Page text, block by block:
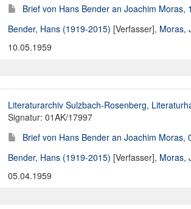
Brief von Hans Bender an Joachim Moras,
Bender, Hans (1919-2015) [Verfasser], Moras,
10.05.1959
Literaturarchiv Sulzbach-Rosenberg,
Signatur: 01AK/17997
Brief von Hans Bender an Joachim Moras,
Bender, Hans (1919-2015) [Verfasser], Moras,
05.04.1959